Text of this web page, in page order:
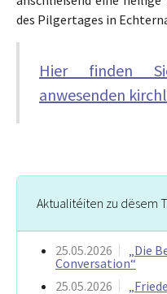
des Pilgertages in
Hier finden
anwesenden
Aktualitéiten zu dësem
25.05.2026
„Die
Conversation“
25.05.2026